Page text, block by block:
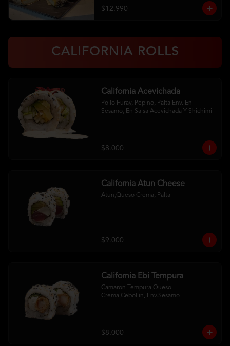
$12.990
CALIFORNIA ROLLS
California Acevichada
Pollo Furay, Pepino, Palta Env. En
Sesamo, En Salsa Acevichada Y Shichimi
$8.000
California Atun Cheese
Atun,Queso Crema, Palta
$9.000
California Ebi Tempura
Camaron Tempura,Queso
Crema,Cebollin, Env.Sesamo
$8.000